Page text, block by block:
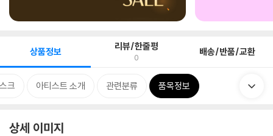
상품정보 리뷰/한줄평
0 배송/반품/교환
크 아티스트 소개 관련분류 품목정보
상세 이미지